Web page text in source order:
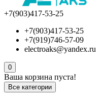
+7(903)417-53-25
+7(903)417-53-25
+7(919)746-57-09
electroaks@yandex.ru
0
Ваша корзина пуста!
Все категории